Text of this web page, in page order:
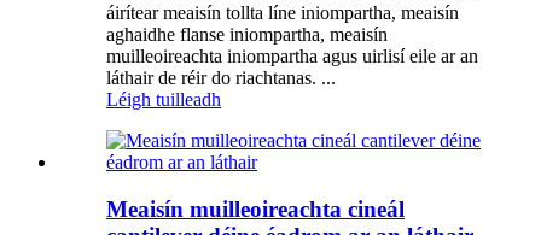
áirítear meaisín tollta líne iniompartha, meaisín
aghaidhe flanse iniompartha, meaisín
muilleoireachta iniompartha agus uirlisí eile ar an
láthair de réir do riachtanas. ...
Léigh tuilleadh
Meaisín muilleoireachta cineál